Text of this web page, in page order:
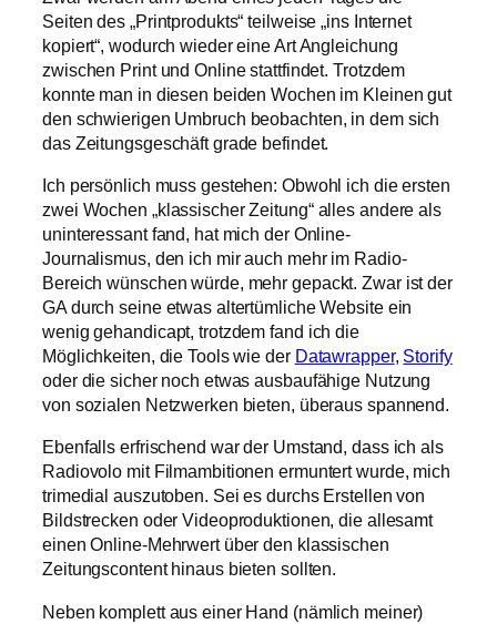
Seiten des „Printprodukts“ teilweise „ins Internet
kopiert“, wodurch wieder eine Art Angleichung
zwischen Print und Online stattfindet. Trotzdem
konnte man in diesen beiden Wochen im Kleinen gut
den schwierigen Umbruch beobachten, in dem sich
das Zeitungsgeschäft grade befindet.
Ich persönlich muss gestehen: Obwohl ich die ersten
zwei Wochen „klassischer Zeitung“ alles andere als
uninteressant fand, hat mich der Online-
Journalismus, den ich mir auch mehr im Radio-
Bereich wünschen würde, mehr gepackt. Zwar ist der
GA durch seine etwas altertümliche Website ein
wenig gehandicapt, trotzdem fand ich die
Möglichkeiten, die Tools wie der Datawrapper, Storify
oder die sicher noch etwas ausbaufähige Nutzung
von sozialen Netzwerken bieten, überaus spannend.
Ebenfalls erfrischend war der Umstand, dass ich als
Radiovolo mit Filmambitionen ermuntert wurde, mich
trimedial auszutoben. Sei es durchs Erstellen von
Bildstrecken oder Videoproduktionen, die allesamt
einen Online-Mehrwert über den klassischen
Zeitungscontent hinaus bieten sollten.
Neben komplett aus einer Hand (nämlich meiner)